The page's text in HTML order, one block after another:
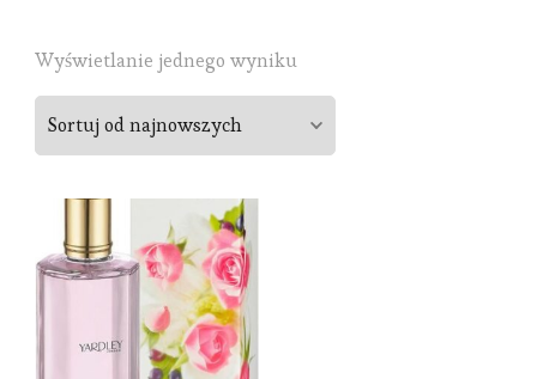
Wyświetlanie jednego wyniku